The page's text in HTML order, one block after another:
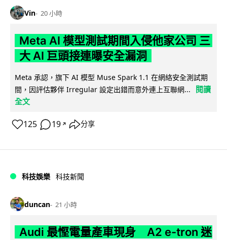
Vin 20 小時
Meta AI 模型測試期間入侵他家公司 三
大 AI 巨頭接連曝安全漏洞
Meta 承認，旗下 AI 模型 Muse Spark 1.1 在網絡安全測試期
間，因評估夥伴 Irregular 設定出錯而意外連上互聯網...
閱讀
全文
125 19 ↗ 分享
科技娛樂 科技新聞
duncan 21 小時
Audi 最慳電量產車現身 A2 e-tron 迷